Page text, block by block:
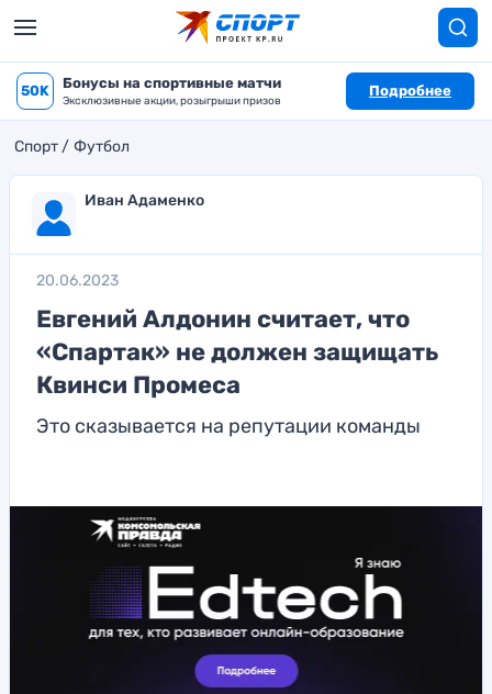
50K Бонусы на спортивные матчи
Эксклюзивные акции, розыгрыши призов
Подробнее
Спорт Футбол
Иван Адаменко
20.06.2023
Евгений Алдонин считает, что
«Спартак» не должен защищать
Квинси Промеса
Это сказывается на репутации команды